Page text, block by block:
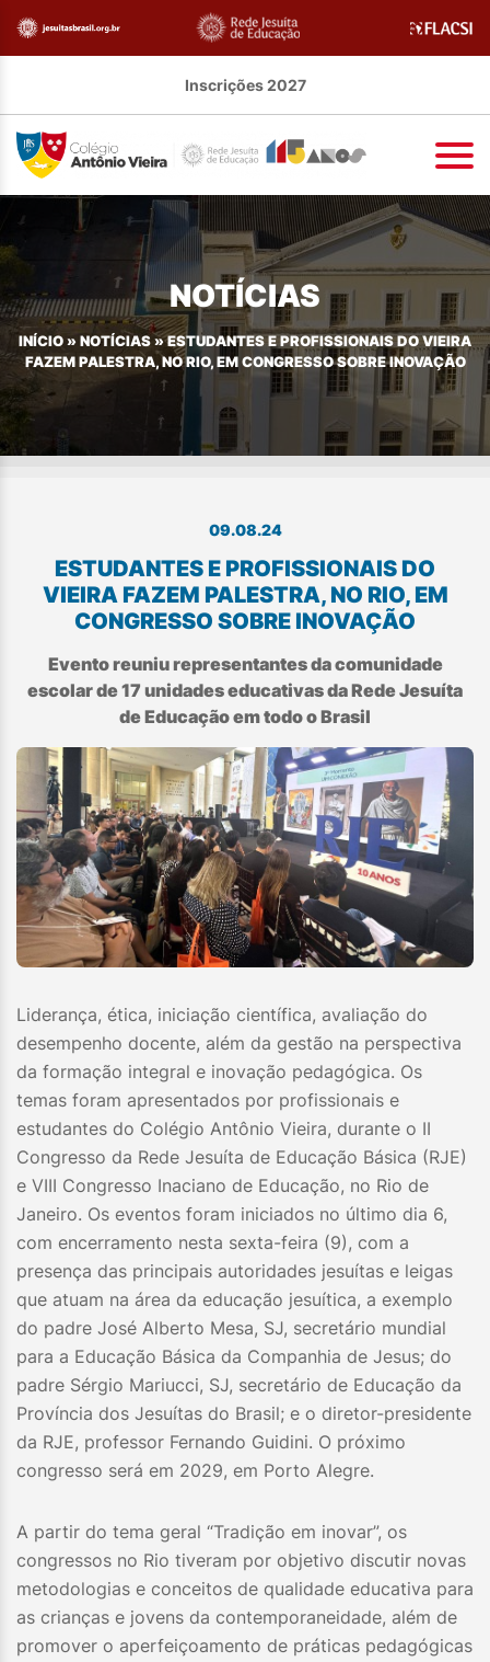
Inscrições 2027
NOTÍCIAS
INÍCIO » NOTÍCIAS »ESTUDANTES E PROFISSIONAIS DO VIEIRA
FAZEM PALESTRA, NO RIO, EM CONGRESSO SOBRE INOVAÇÃO
09.08.24
ESTUDANTES E PROFISSIONAIS DO
VIEIRA FAZEM PALESTRA, NO RIO, EM
CONGRESSO SOBRE INOVAÇÃO
Evento reuniu representantes da comunidade
escolar de 17 unidades educativas da Rede Jesuíta
de Educação em todo o Brasil
Liderança, ética, iniciação científica, avaliação do
desempenho docente, além da gestão na perspectiva
da formação integral e inovação pedagógica. Os
temas foram apresentados por profissionais e
estudantes do Colégio Antônio Vieira, durante o II
Congresso da Rede Jesuíta de Educação Básica (RJE)
e VIII Congresso Inaciano de Educação, no Rio de
Janeiro. Os eventos foram iniciados no último dia 6,
com encerramento nesta sexta-feira (9), com a
presença das principais autoridades jesuítas e leigas
que atuam na área da educação jesuítica, a exemplo
do padre José Alberto Mesa, SJ, secretário mundial
para a Educação Básica da Companhia de Jesus; do
padre Sérgio Mariucci, SJ, secretário de Educação da
Província dos Jesuítas do Brasil; e o diretor-presidente
da RJE, professor Fernando Guidini. O próximo
congresso será em 2029, em Porto Alegre.
A partir do tema geral “Tradição em inovar”, os
congressos no Rio tiveram por objetivo discutir novas
metodologias e conceitos de qualidade educativa para
as crianças e jovens da contemporaneidade, além de
promover o aperfeiçoamento de práticas pedagógicas